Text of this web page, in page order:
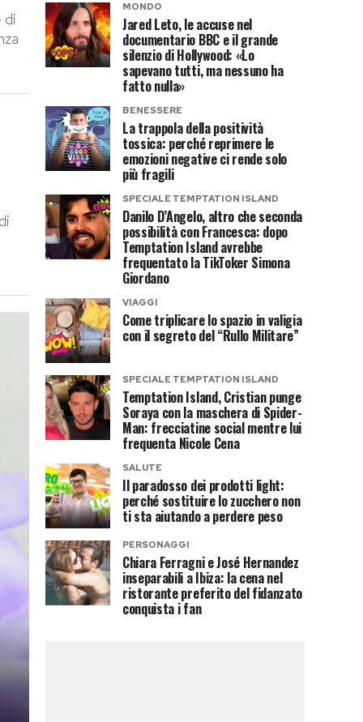
di
MONDO
Jared Leto, le accuse nel
documentario BBC e il grande
silenzio di Hollywood: «Lo
sapevano tutti, ma nessuno ha
fatto nulla»
BENESSERE
La trappola della positività
tossica: perché reprimere le
emozioni negative ci rende solo
più fragili
SPECIALE TEMPTATION ISLAND
Danilo D’Angelo, altro che seconda
possibilità con Francesca: dopo
Temptation Island avrebbe
frequentato la TikToker Simona
Giordano
VIAGGI
Come triplicare lo spazio in valigia
con il segreto del “Rullo Militare”
SPECIALE TEMPTATION ISLAND
Temptation Island, Cristian punge
Soraya con la maschera di Spider-
Man: frecciatine social mentre lui
frequenta Nicole Cena
SALUTE
Il paradosso dei prodotti light:
perché sostituire lo zucchero non
ti sta aiutando a perdere peso
PERSONAGGI
Chiara Ferragni e José Hernandez
inseparabili a Ibiza: la cena nel
ristorante preferito del fidanzato
conquista i fan